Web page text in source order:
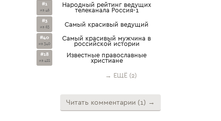
#1
из 46
Народный рейтинг ведущих
телеканала Россия-1
#3
из 63 Самый красивый ведущий
#40
из 340
Самый красивый мужчина в
российской истории
#18
из 421
Известные православные
христиане
→ ЕЩЁ (2)
Читать комментарии (1) →